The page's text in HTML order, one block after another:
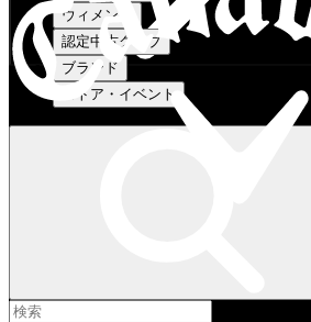
ウィメンズ
認定中古クラブ
ブランド
ストア・イベント